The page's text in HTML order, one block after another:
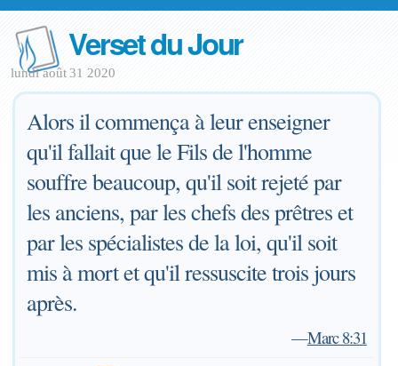
Verset du Jour
lundi août 31 2020
Alors il commença à leur enseigner
qu'il fallait que le Fils de l'homme
souffre beaucoup, qu'il soit rejeté par
les anciens, par les chefs des prêtres et
par les spécialistes de la loi, qu'il soit
mis à mort et qu'il ressuscite trois jours
après.
—Marc 8:31